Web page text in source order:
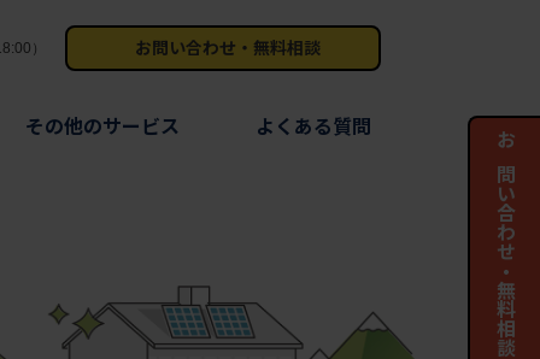
） お問い合わせ・無料相談
その他のサービス よくある質問
お問い合わせ・無料相談